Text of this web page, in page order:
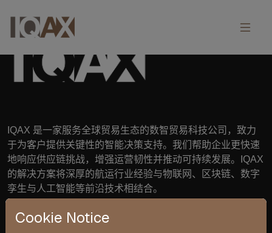
IQAX 是一家服务全球贸易生态的数智贸易科技公司，致力
于为客户提供关键性的智能决策支持。我们帮助企业更快速
地响应供应链挑战，增强运营韧性并推动可持续发展。
IQAX
的解决方案将深厚的航运行业经验与物联网、区块链、数字
孪生与人工智能等前沿技术相结合。
Cookie Notice